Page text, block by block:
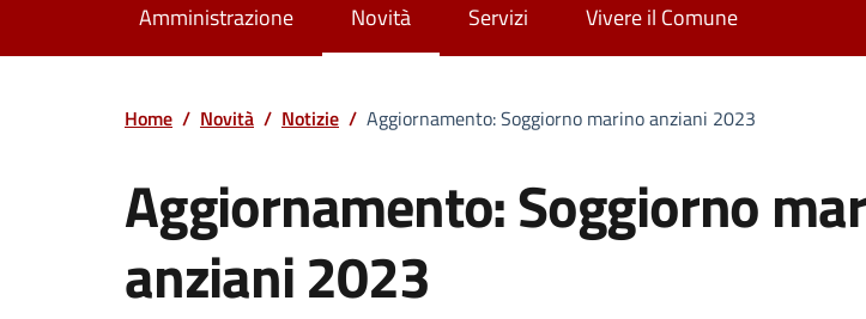
Amministrazione Novità Servizi Vivere il Comune
Home / Novità / Notizie / Aggiornamento: Soggiorno marino anziani 2023
Aggiornamento: Soggiorno
anziani 2023